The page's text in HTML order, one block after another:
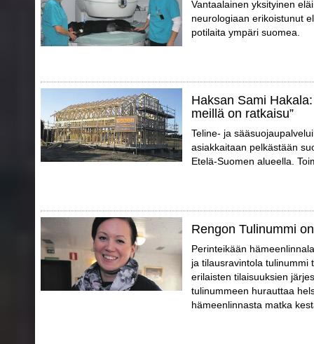
Vantaalainen yksityinen
neurologiaan erikoistunut
potilaita ympäri suomea.
Haksan Sami
meillä on ratkaisu”
Teline- ja
asiakkaitaan pelkästään
Etelä-Suomen alueella.
Rengon Tulinummi
Perinteikään
ja tilausravintola tulinummi
erilaisten tilaisuuksien
tulinummeen hurauttaa
hämeenlinnasta matka